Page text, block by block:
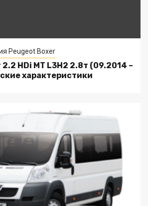
Peugeot Boxer
HDi MT L3H2 2.8т (09.2014 –
характеристики